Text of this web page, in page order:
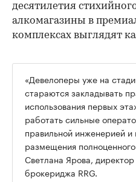
десятилетия
алкомагазины в
комплексах выглядят
00:00
«Девелоперы уже на
стараются закладывать
использования первых
работать сильные
правильной инженерией
размещения
Светлана Ярова,
брокериджа RRG.